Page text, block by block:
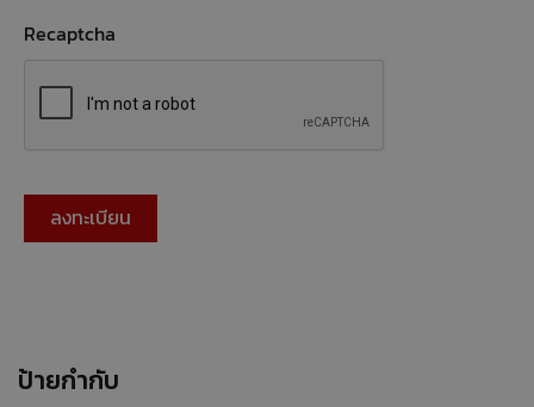
Recaptcha
ป้ายกำกับ